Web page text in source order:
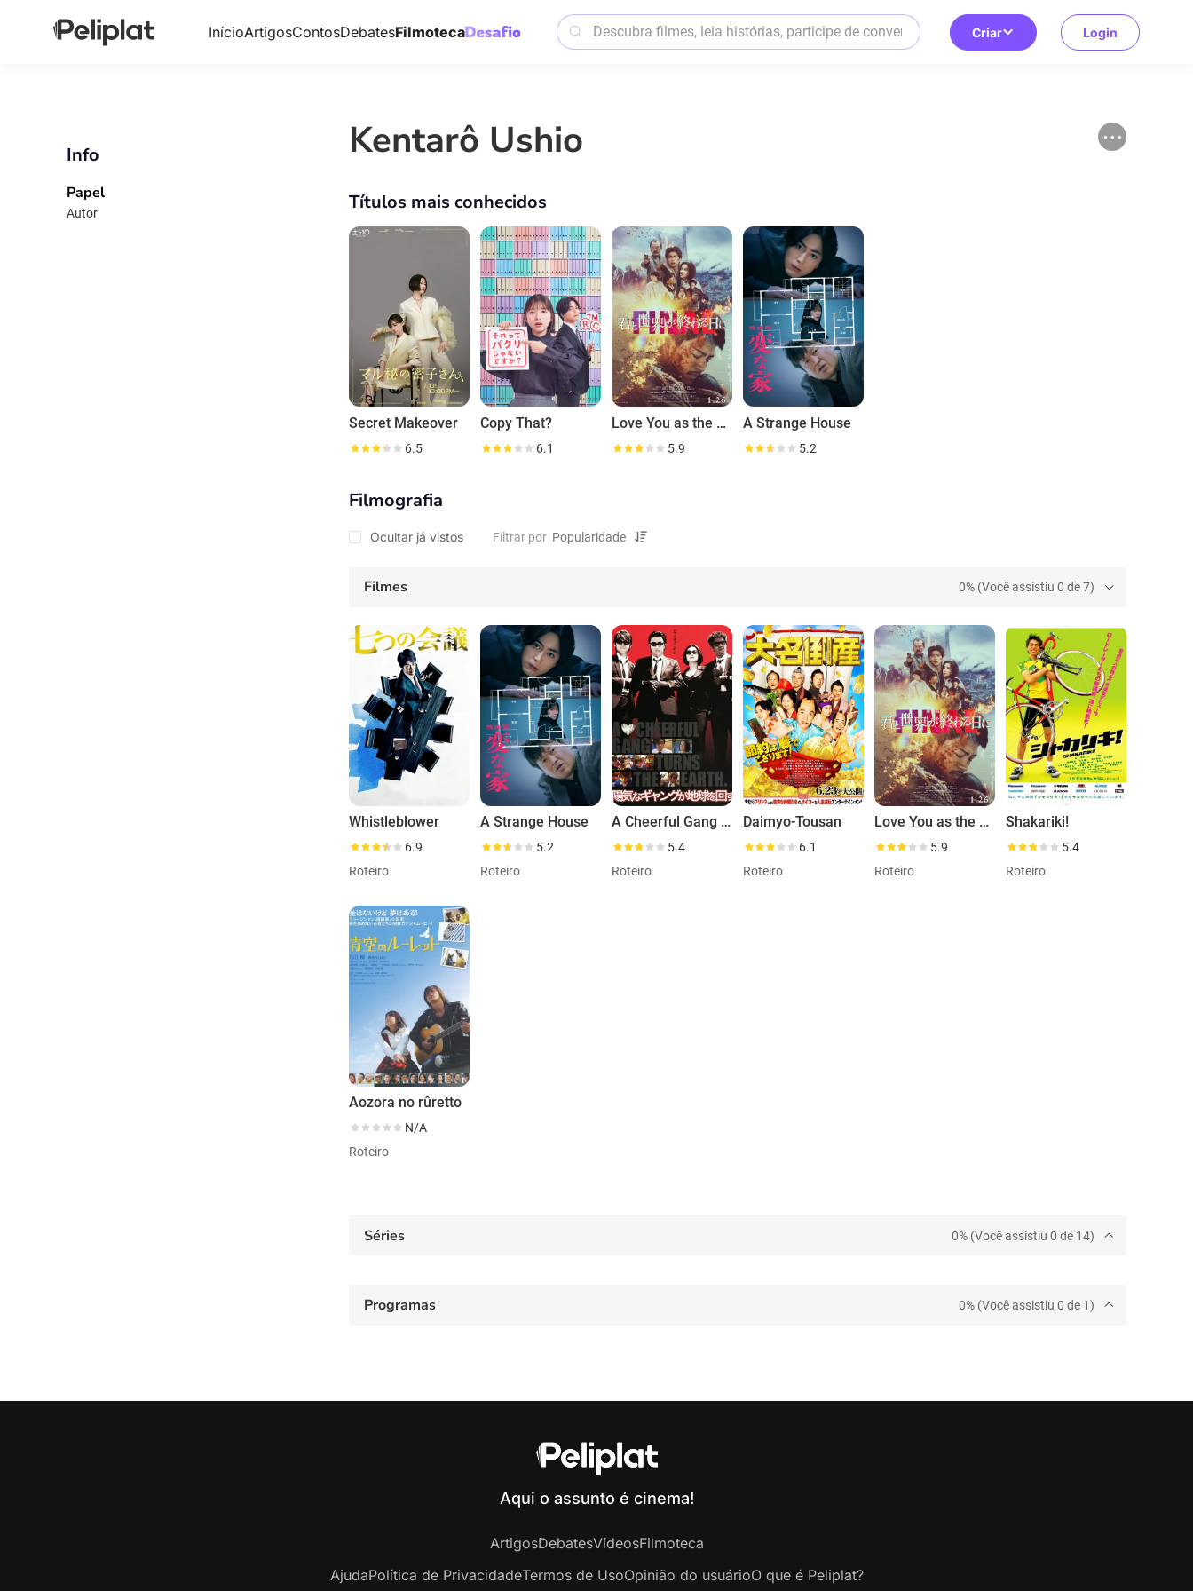
InícioArtigosContosDebatesFilmoteca Criar Login
Info
Papel
Autor
Kentarô Ushio
Títulos mais conhecidos
Secret Makeover
6.5
Copy That?
6.1
Love You as the World Ends Final
5.9
A Strange House
5.2
Filmografia
Ocultar já vistos Filtrar por
Filmes 0% (Você assistiu 0 de 7)
Whistleblower
6.9
Roteiro
A Strange House
5.2
Roteiro
A Cheerful Gang Turns the Earth
5.4
Roteiro
Daimyo-Tousan
6.1
Roteiro
Love You as the World Ends Final
5.9
Roteiro
Shakariki!
5.4
Roteiro
Aozora no rûretto
N/A
Roteiro
Séries 0% (Você assistiu 0 de 14)
Programas 0% (Você assistiu 0 de 1)
Aqui o assunto é cinema!
ArtigosDebatesVídeosFilmoteca
AjudaPolítica de PrivacidadeTermos de UsoOpinião do usuárioO que é Peliplat?